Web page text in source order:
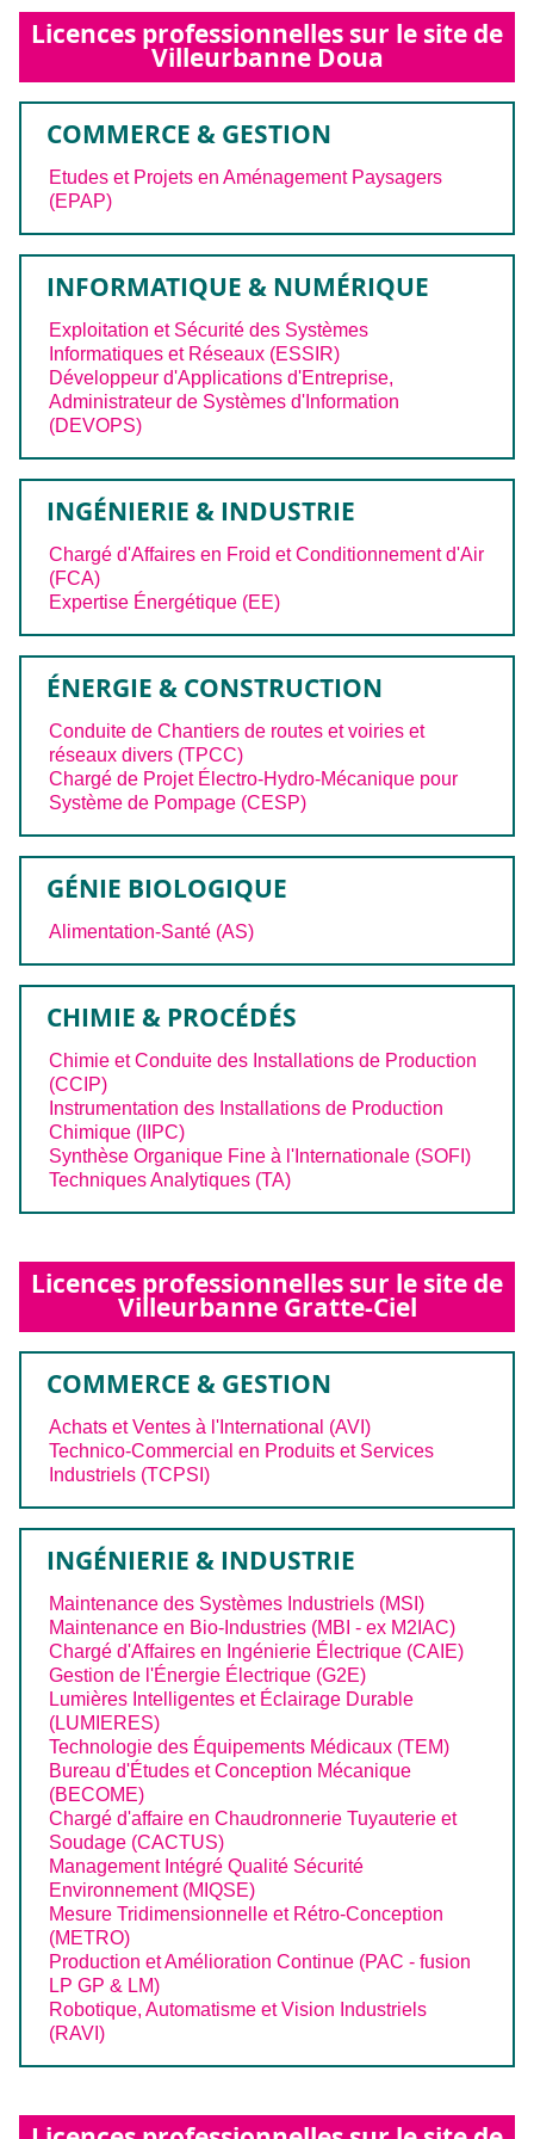
Licences professionnelles sur le site de
Villeurbanne Doua
COMMERCE & GESTION
Etudes et Projets en Aménagement Paysagers
(EPAP)
INFORMATIQUE & NUMÉRIQUE
Exploitation et Sécurité des Systèmes
Informatiques et Réseaux (ESSIR)
Développeur d'Applications d'Entreprise,
Administrateur de Systèmes d'Information
(DEVOPS)
INGÉNIERIE & INDUSTRIE
Chargé d'Affaires en Froid et Conditionnement d'Air
(FCA)
Expertise Énergétique (EE)
ÉNERGIE & CONSTRUCTION
Conduite de Chantiers de routes et voiries et
réseaux divers (TPCC)
Chargé de Projet Électro-Hydro-Mécanique pour
Système de Pompage (CESP)
GÉNIE BIOLOGIQUE
Alimentation-Santé (AS)
CHIMIE & PROCÉDÉS
Chimie et Conduite des Installations de Production
(CCIP)
Instrumentation des Installations de Production
Chimique (IIPC)
Synthèse Organique Fine à l'Internationale (SOFI)
Techniques Analytiques (TA)
Licences professionnelles sur le site de
Villeurbanne Gratte-Ciel
COMMERCE & GESTION
Achats et Ventes à l'International (AVI)
Technico-Commercial en Produits et Services
Industriels (TCPSI)
INGÉNIERIE & INDUSTRIE
Maintenance des Systèmes Industriels (MSI)
Maintenance en Bio-Industries (MBI - ex M2IAC)
Chargé d'Affaires en Ingénierie Électrique (CAIE)
Gestion de l'Énergie Électrique (G2E)
Lumières Intelligentes et Éclairage Durable
(LUMIERES)
Technologie des Équipements Médicaux (TEM)
Bureau d'Études et Conception Mécanique
(BECOME)
Chargé d'affaire en Chaudronnerie Tuyauterie et
Soudage (CACTUS)
Management Intégré Qualité Sécurité
Environnement (MIQSE)
Mesure Tridimensionnelle et Rétro-Conception
(METRO)
Production et Amélioration Continue (PAC - fusion
LP GP & LM)
Robotique, Automatisme et Vision Industriels
(RAVI)